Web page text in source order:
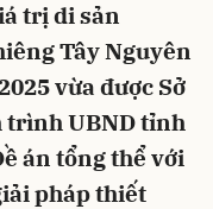
trị di sản
Tây Nguyên
vừa được Sở
trình UBND tỉnh
án tổng thể với
pháp thiết
Hủy Gửi